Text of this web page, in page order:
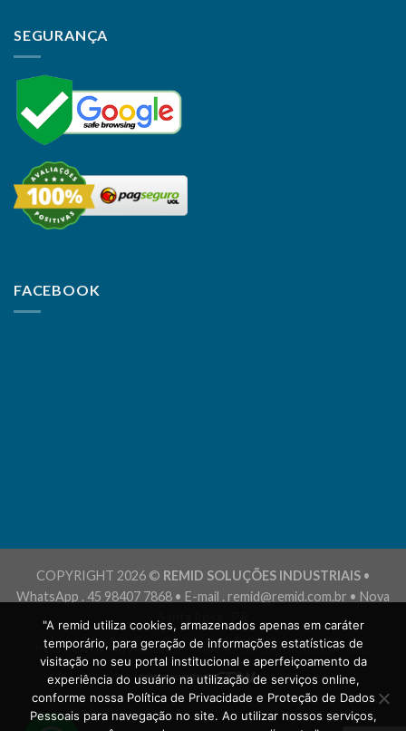
SEGURANÇA
FACEBOOK
COPYRIGHT 2026 © REMID SOLUÇÕES INDUSTRIAIS•
WhatsApp . 45 98407 7868 • E-mail . remid@remid.com.br • Nova
Santa Rosa . PR
POLÍTICA DE PRIVACIDADE TERMOS E CONDIÇÕES DE USO
"A remid utiliza cookies, armazenados apenas em caráter
temporário, para geração de informações estatísticas de
visitação no seu portal institucional e aperfeiçoamento da
experiência do usuário na utilização de serviços online,
conforme nossa Política de Privacidade e Proteção de Dados
Pessoais para navegação no site. Ao utilizar nossos serviços,